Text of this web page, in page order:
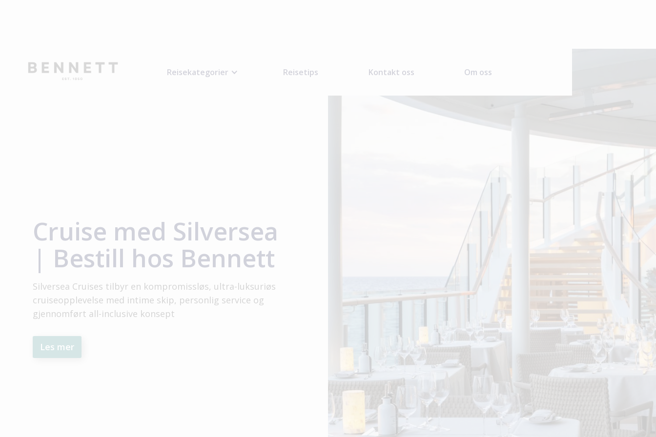
Reisekategorier Reisetips Kontakt oss Om oss
Cruise med Silversea
| Bestill hos Bennett
Silversea Cruises tilbyr en kompromissløs, ultra-luksuriøs
cruiseopplevelse med intime skip, personlig service og
gjennomført all-inclusive konsept
Les mer